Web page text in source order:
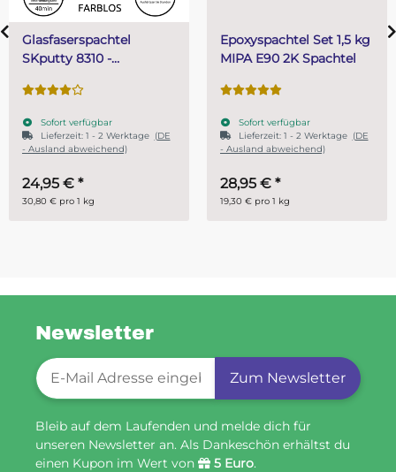
(DE
Epoxyspachtel Set 1,5 kg
MIPA E90 2K Spachtel
Lieferzeit:1 - 2 Werktage(DE
- Ausland abweichend)
PUR (Resin) 4
Gießharz
Newsletter
Newsletter-Registrierung
Zum Newsletter
Bleib auf dem Laufenden und melde dich für
unseren Newsletter an. Als Dankeschön erhältst du
einen Kupon im Wert von
5 Euro.